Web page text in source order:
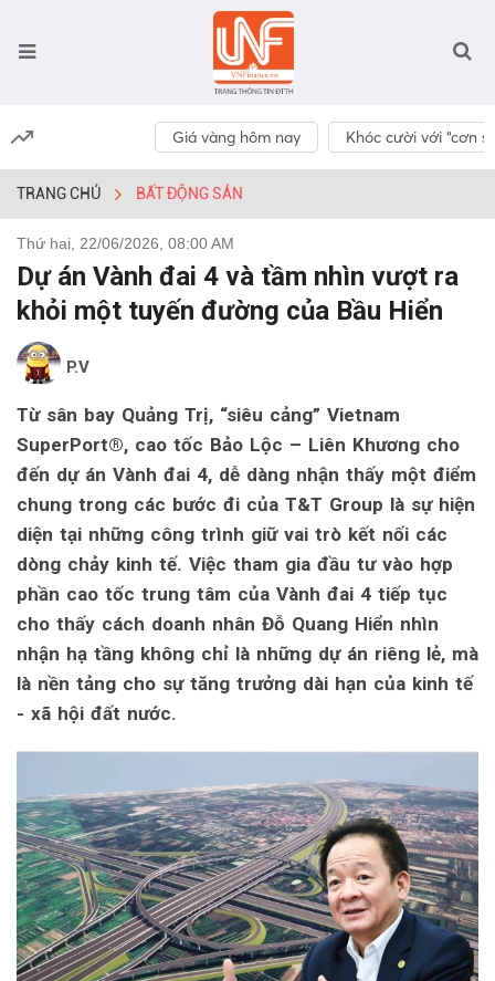
Giá vàng hôm nay Khóc cười với “cơn
TRANG CHỦ BẤT ĐỘNG SẢN
Thứ hai, 22/06/2026, 08:00 AM
Dự án Vành đai 4 và tầm nhìn vượt ra
khỏi một tuyến đường của Bầu Hiển
P.V
Từ sân bay Quảng Trị, “siêu cảng” Vietnam
SuperPort®, cao tốc Bảo Lộc – Liên Khương cho
đến dự án Vành đai 4, dễ dàng nhận thấy một điểm
chung trong các bước đi của T&T Group là sự hiện
diện tại những công trình giữ vai trò kết nối các
dòng chảy kinh tế. Việc tham gia đầu tư vào hợp
phần cao tốc trung tâm của Vành đai 4 tiếp tục
cho thấy cách doanh nhân Đỗ Quang Hiển nhìn
nhận hạ tầng không chỉ là những dự án riêng lẻ, mà
là nền tảng cho sự tăng trưởng dài hạn của kinh tế
- xã hội đất nước.